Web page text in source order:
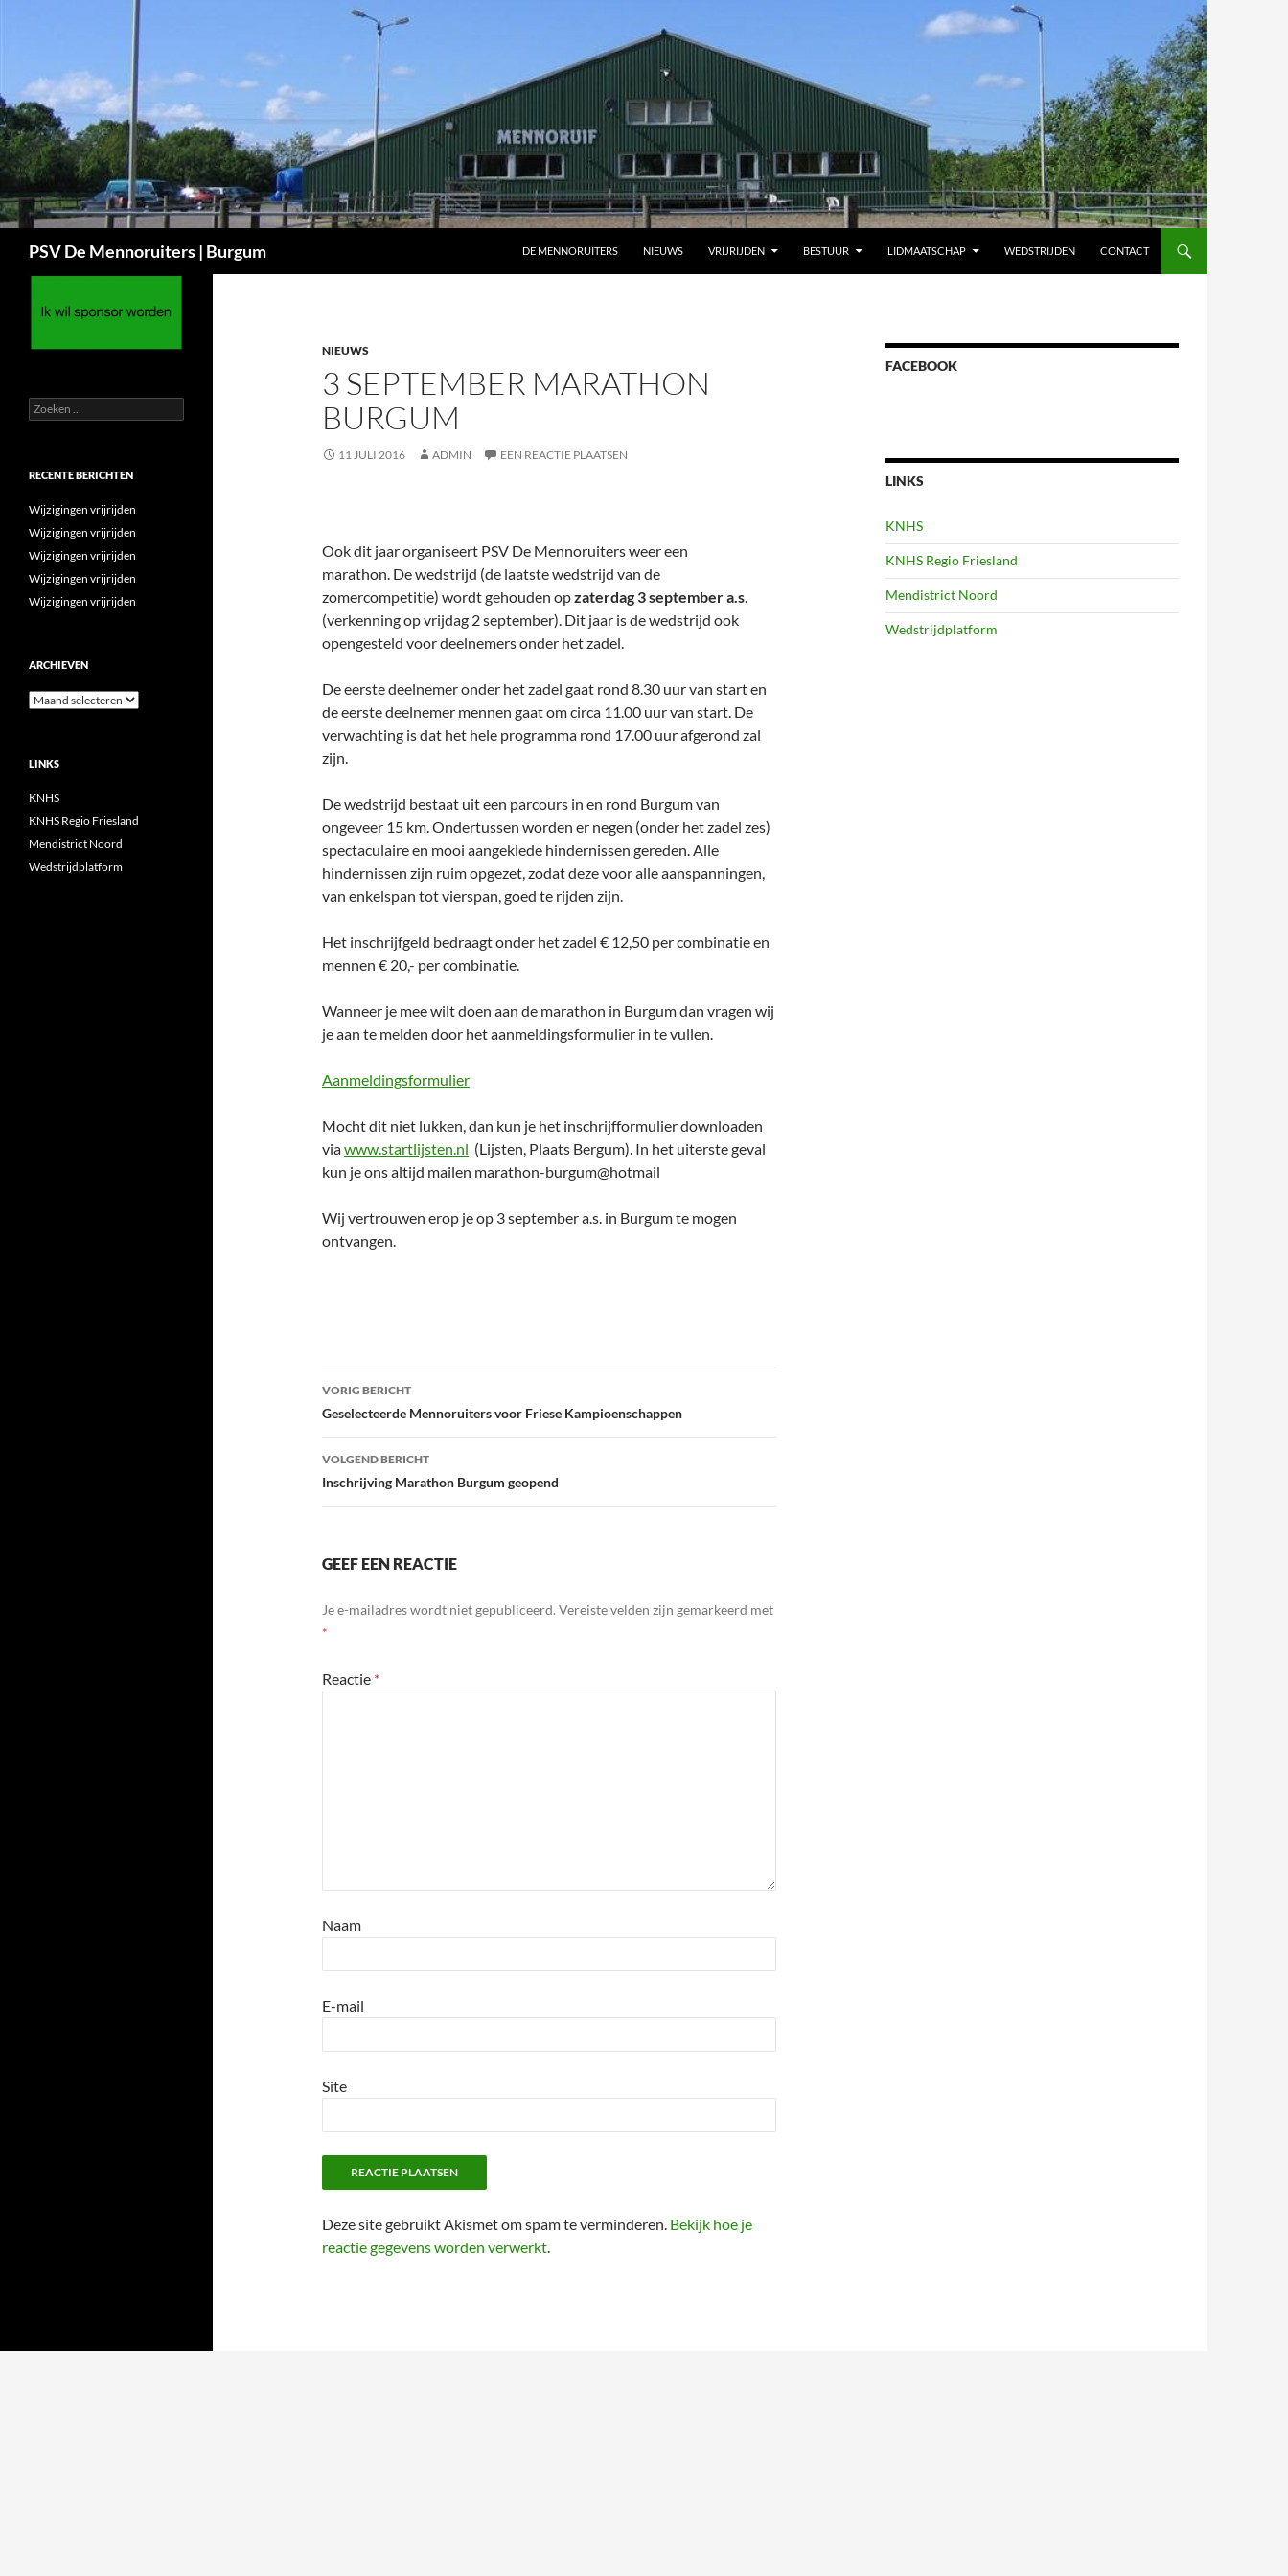
inhoud
PSV De Mennoruiters | Burgum DE MENNORUITERS NIEUWS VRIJRIJDEN BESTUUR LIDMAATSCHAP WEDSTRIJDEN CONTACT
NIEUWS
3 SEPTEMBER MARATHON
BURGUM
11 JULI 2016 ADMIN EEN REACTIE PLAATSEN
Ook dit jaar organiseert PSV De Mennoruiters weer een
marathon. De wedstrijd (de laatste wedstrijd van de
zomercompetitie) wordt gehouden opzaterdag 3 september a.s.
(verkenning op vrijdag 2 september). Dit jaar is de wedstrijd ook
opengesteld voor deelnemers onder het zadel.
De eerste deelnemer onder het zadel gaat rond 8.30 uur van start en
de eerste deelnemer mennen gaat om circa 11.00 uur van start. De
verwachting is dat het hele programma rond 17.00 uur afgerond zal
zijn.
De wedstrijd bestaat uit een parcours in en rond Burgum van
ongeveer 15 km. Ondertussen worden er negen (onder het zadel zes)
spectaculaire en mooi aangeklede hindernissen gereden. Alle
hindernissen zijn ruim opgezet, zodat deze voor alle aanspanningen,
van enkelspan tot vierspan, goed te rijden zijn.
Het inschrijfgeld bedraagt onder het zadel € 12,50 per combinatie en
mennen € 20,- per combinatie.
Wanneer je mee wilt doen aan de marathon in Burgum dan vragen wij
je aan te melden door het aanmeldingsformulier in te vullen.
Aanmeldingsformulier
Mocht dit niet lukken, dan kun je het inschrijfformulier downloaden
viawww.startlijsten.nl (Lijsten, Plaats Bergum). In het uiterste geval
kun je ons altijd mailen marathon-burgum@hotmail
Wij vertrouwen erop je op 3 september a.s. in Burgum te mogen
ontvangen.
Bericht
navigatie
VORIG BERICHT
Geselecteerde Mennoruiters voor Friese Kampioenschappen
VOLGEND BERICHT
Inschrijving Marathon Burgum geopend
GEEF EEN REACTIE
Je e-mailadres wordt niet gepubliceerd. Vereiste velden zijn gemarkeerd met
*
Reactie *
Naam
E-mail
Site
Deze site gebruikt Akismet om spam te verminderen. Bekijk hoe je
reactie gegevens worden verwerkt.
FACEBOOK
LINKS
KNHS
KNHS Regio Friesland
Mendistrict Noord
Wedstrijdplatform
Zoeken
naar:
RECENTE BERICHTEN
Wijzigingen vrijrijden
Wijzigingen vrijrijden
Wijzigingen vrijrijden
Wijzigingen vrijrijden
Wijzigingen vrijrijden
ARCHIEVEN
Archieven
LINKS
KNHS
KNHS Regio Friesland
Mendistrict Noord
Wedstrijdplatform